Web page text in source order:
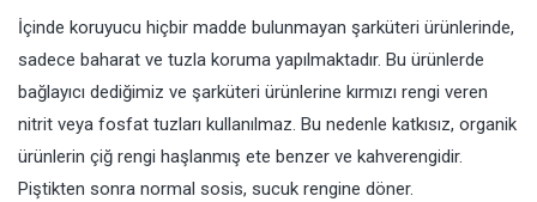
İçinde koruyucu hiçbir madde bulunmayan şarküteri ürünlerinde,
sadece baharat ve tuzla koruma yapılmaktadır. Bu ürünlerde
bağlayıcı dediğimiz ve şarküteri ürünlerine kırmızı rengi veren
nitrit veya fosfat tuzları kullanılmaz. Bu nedenle katkısız, organik
ürünlerin çiğ rengi haşlanmış ete benzer ve kahverengidir.
Piştikten sonra normal sosis, sucuk rengine döner.